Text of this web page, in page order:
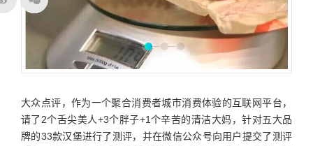
大众点评，作为一个聚合消费者城市消费体验的互联网平台，
请了2个舌尖美人+3个胖子+1个辛苦的清洁大妈，针对五大品
牌的33款汉堡进行了测评，并在微信公众号向用户提交了测评